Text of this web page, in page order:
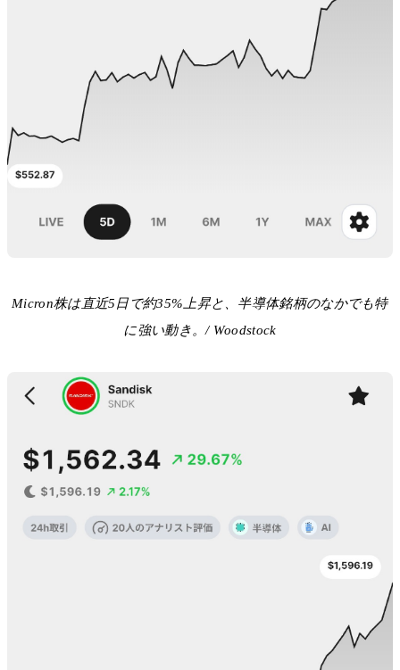
Micron株は直近5日で約35%上昇と、半導体銘柄のなかでも特
に強い動き。/ Woodstock